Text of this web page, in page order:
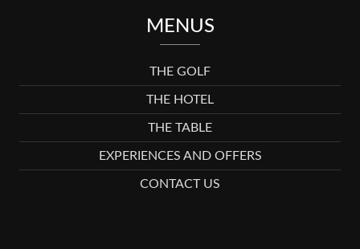
MENUS
THE GOLF
THE HOTEL
THE TABLE
EXPERIENCES AND OFFERS
CONTACT US